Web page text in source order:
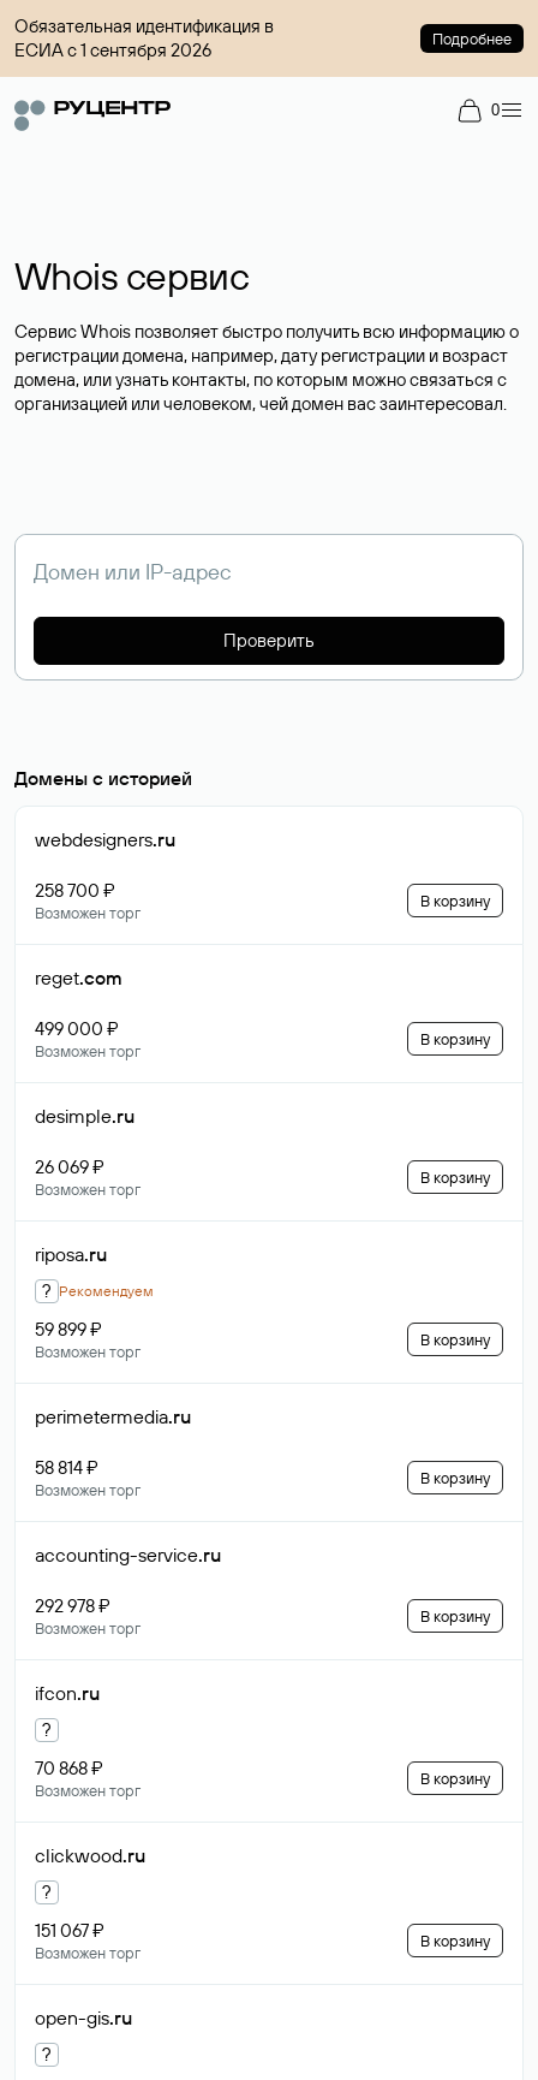
Обязательная идентификация в
ЕСИА с 1 сентября 2026
Подробнее
0
Whois сервис
Сервис Whois позволяет быстро получить всю информацию о
регистрации домена, например, дату регистрации и возраст
домена, или узнать контакты, по которым можно связаться с
организацией или человеком, чей домен вас заинтересовал.
Проверить
Домены с историей
webdesigners.ru
258 700 ₽
Возможен торг
В корзину
reget.com
499 000 ₽
Возможен торг
В корзину
desimple.ru
26 069 ₽
Возможен торг
В корзину
riposa.ru
? Рекомендуем
59 899 ₽
Возможен торг
В корзину
perimetermedia.ru
58 814 ₽
Возможен торг
В корзину
accounting-service.ru
292 978 ₽
Возможен торг
В корзину
ifcon.ru
?
70 868 ₽
Возможен торг
В корзину
clickwood.ru
?
151 067 ₽
Возможен торг
В корзину
open-gis.ru
?